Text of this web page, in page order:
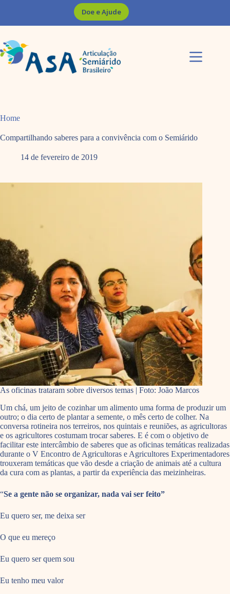
Doe e Ajude
Home
Compartilhando saberes para a convivência com o Semiárido
14 de fevereiro de 2019
As oficinas trataram sobre diversos temas | Foto: João Marcos
Um chá, um jeito de cozinhar um alimento uma forma de produzir um
outro; o dia certo de plantar a semente, o mês certo de colher. Na
conversa rotineira nos terreiros, nos quintais e reuniões, as agricultoras
e os agricultores costumam trocar saberes. E é com o objetivo de
facilitar este intercâmbio de saberes que as oficinas temáticas realizadas
durante o V Encontro de Agricultoras e Agricultores Experimentadores
trouxeram temáticas que vão desde a criação de animais até a cultura
da cura com as plantas, a partir da experiência das meizinheiras.
“Se a gente não se organizar, nada vai ser feito”
Eu quero ser, me deixa ser
O que eu mereço
Eu quero ser quem sou
Eu tenho meu valor